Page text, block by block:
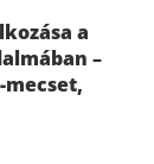
a
–
mecset,